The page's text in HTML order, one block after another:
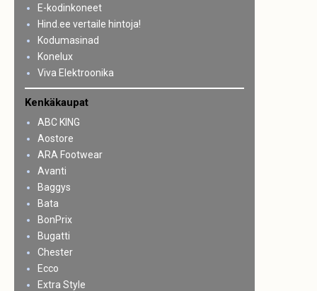
E-kodinkoneet
Hind.ee vertaile hintoja!
Kodumasinad
Konelux
Viva Elektroonika
Kenkäkaupat
ABC KING
Aostore
ARA Footwear
Avanti
Baggys
Bata
BonPrix
Bugatti
Chester
Ecco
Extra Style